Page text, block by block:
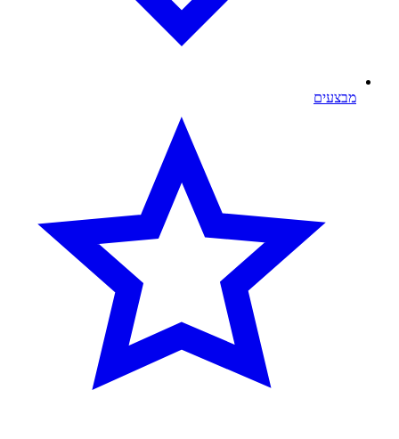
מבצעים